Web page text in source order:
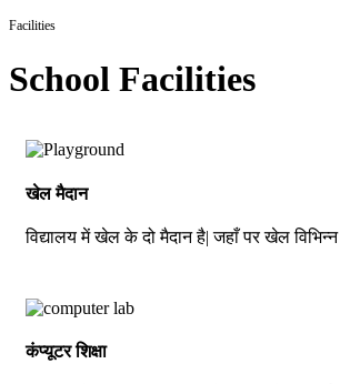
Facilities
School Facilities
खेल मैदान
विद्यालय में खेल के दो मैदान है| जहाँ पर खेल
कंप्यूटर शिक्षा